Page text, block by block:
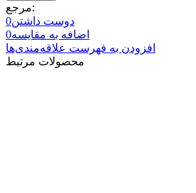
مرجع:
دوست داشتن0
اضافه به مقایسه0
افزودن به فهرست علاقه‌مندی‌ها
محصولات مرتبط